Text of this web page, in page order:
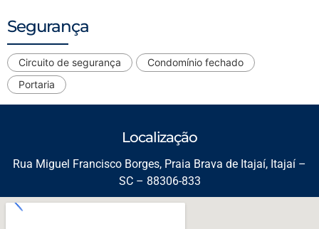
Segurança
Circuito de segurança
Condomínio fechado
Portaria
Localização
Rua Miguel Francisco Borges, Praia Brava de Itajaí, Itajaí –
SC – 88306-833